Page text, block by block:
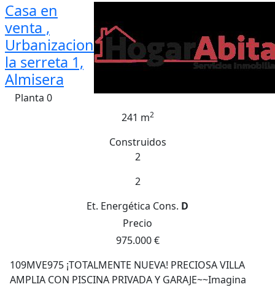
Casa en
venta ,
Urbanizacion
la serreta 1,
Almisera
Planta 0
241 m2
Construidos
2
2
Et. Energética Cons. D
Precio
975.000 €
109MVE975 ¡TOTALMENTE NUEVA! PRECIOSA VILLA
AMPLIA CON PISCINA PRIVADA Y GARAJE~~Imagina